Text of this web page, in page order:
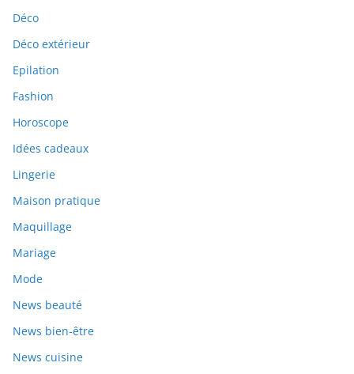
Déco
Déco extérieur
Epilation
Fashion
Horoscope
Idées cadeaux
Lingerie
Maison pratique
Maquillage
Mariage
Mode
News beauté
News bien-être
News cuisine